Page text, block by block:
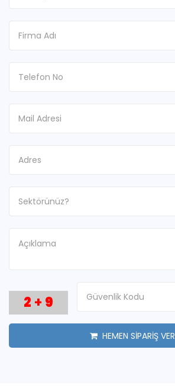
2 + 9
HEMEN SİPARİŞ VER